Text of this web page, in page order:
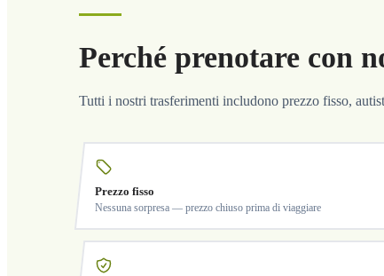
Perché prenotare con
Tutti i nostri trasferimenti includono prezzo fisso,
Prezzo fisso
Nessuna sorpresa — prezzo chiuso prima di viaggiare